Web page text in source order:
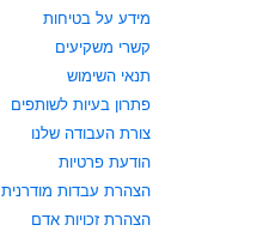
מידע על בטיחות
קשרי משקיעים
תנאי השימוש
פתרון בעיות לשותפים
צורת העבודה שלנו
הודעת פרטיות
הצהרת עבדות מודרנית
הצהרת זכויות אדם